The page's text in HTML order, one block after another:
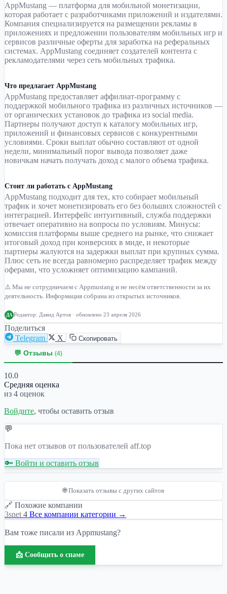
AppMustang — платформа для мобильной монетизации,
которая работает с разработчиками приложений и издателями.
Компания специализируется на размещении рекламы в
приложениях и предложении пользователям мобильных игр и
сервисов различные оферты для заработка на реферальных
системах. AppMustang соединяет создателей контента с
рекламодателями через сеть мобильных трафика.
Что предлагает AppMustang
AppMustang предоставляет аффилиат-программу с
поддержкой мобильного трафика из различных источников —
от органических установок до трафика из social media.
Партнеры получают доступ к каталогу мобильных игр,
приложений и финансовых сервисов с конкурентными
условиями. Сроки выплат обычно составляют от одной
недели, минимальный порог вывода позволяет даже
новичкам начать получать доход с малого объема трафика.
Стоит ли работать с AppMustang
AppMustang подходит для тех, кто собирает мобильный
трафик и хочет монетизировать его без больших сложностей с
интеграцией. Интерфейс интуитивный, служба поддержки
отвечает оперативно на вопросы по условиям. Минусы:
комиссия платформы выше среднего на рынке, что снижает
итоговый доход при конверсиях в миде, и некоторые
партнеры жалуются на задержки выплат при крупных сумма.
Плюс сеть не всегда равномерно распределяет трафик между
оферами, что усложняет оптимизацию кампаний.
⚠️ Мы не сотрудничаем с Appmustang и не несём ответственности за их
деятельность. Информация собрана из открытых источников.
ДА Редактор: Давид Артов · обновлено 23 апреля 2026
Поделиться
Telegram
X Скопировать
💬 Отзывы (4)
10.0
Средняя оценка
из 4 оценок
Войдите, чтобы оставить отзыв
💬
Пока нет отзывов от пользователей aff.top
🔑 Войти и оставить отзыв
🌐 Показать отзывы с других сайтов
🔗 Похожие компании
3snet 4 Все компании категории →
Вам тоже писали из Appmustang?
📩 Сообщить о спаме